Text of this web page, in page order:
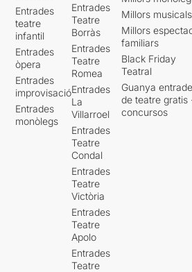
Entrades
teatre
infantil
Entrades
òpera
Entrades
improvisació
Entrades
monòlegs
Entrades
Teatre
Borràs
Entrades
Teatre
Romea
Entrades
La
Villarroel
Entrades
Teatre
Condal
Entrades
Teatre
Victòria
Entrades
Teatre
Apolo
Entrades
Teatre
Millors musicals
Millors
familiars
Black Friday
Teatral
Guanya
de teatre gratis
concursos